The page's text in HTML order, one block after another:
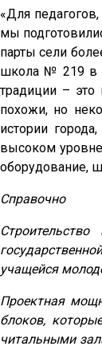
«Для
мы
парты сели
школа № 219 в
традиции –
похожи, но
истории
высоком
оборудование,
Справочно
учащейся
Проектная
блоков,
читальными